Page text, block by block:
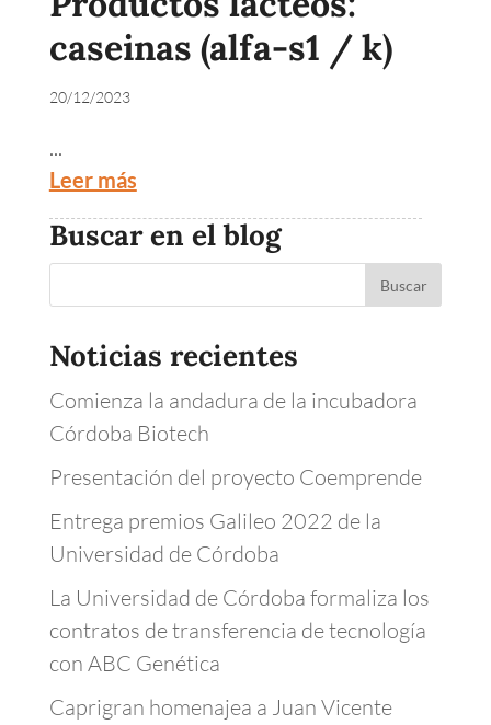
caseinas (alfa-s1 / k)
20/12/2023
...
Leer más
Buscar en el blog
Noticias recientes
Comienza la andadura de la incubadora
Córdoba Biotech
Presentación del proyecto Coemprende
Entrega premios Galileo 2022 de la
Universidad de Córdoba
La Universidad de Córdoba formaliza los
contratos de transferencia de tecnología
con ABC Genética
Caprigran homenajea a Juan Vicente